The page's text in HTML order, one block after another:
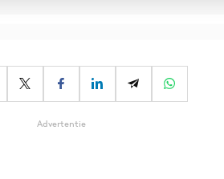
Advertentie